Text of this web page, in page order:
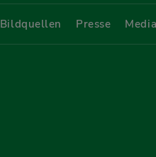
Bildquellen Presse